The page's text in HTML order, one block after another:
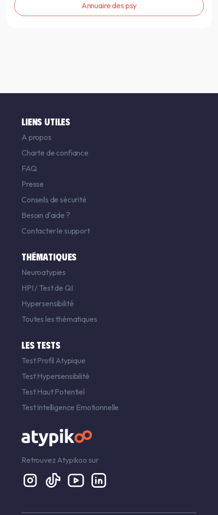
Annuaire des psy
LIENS UTILES
A propos
Charte de confiance
FAQ
Presse
Conseils de sécurité
Besoin d'aide ?
Contacter le support
THÉMATIQUES
Neuroatypies
HPI / Test de QI
Hypersensibilité
Toutes les thématiques
LES TESTS
Test Profil Atypique
Test Hypersensibilité
Test Haut Potentiel
Test Intelligence Emotionnelle
Retrouvez Atypikoo sur